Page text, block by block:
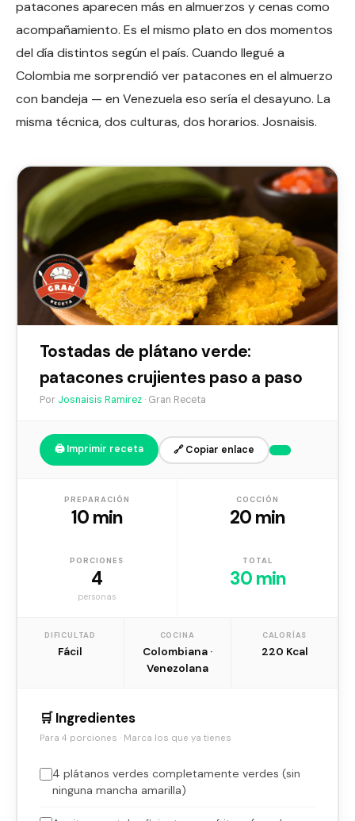
patacones aparecen más en almuerzos y cenas como
acompañamiento. Es el mismo plato en dos momentos
del día distintos según el país. Cuando llegué a
Colombia me sorprendió ver patacones en el almuerzo
con bandeja — en Venezuela eso sería el desayuno. La
misma técnica, dos culturas, dos horarios. Josnaisis.
Tostadas de plátano verde:
patacones crujientes paso a paso
Por Josnaisis Ramirez· Gran Receta
🖨️ Imprimir receta 🔗 Copiar enlace
PREPARACIÓN
10 min
COCCIÓN
20 min
PORCIONES
4
personas
TOTAL
30 min
DIFICULTAD
Fácil
COCINA
Colombiana ·
Venezolana
CALORÍAS
220 Kcal
🛒 Ingredientes
Para 4 porciones · Marca los que ya tienes
4 plátanos verdes completamente verdes (sin
ninguna mancha amarilla)